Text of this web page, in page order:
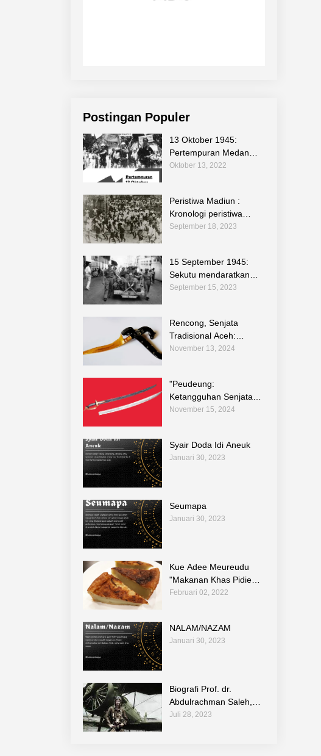
Postingan Populer
13 Oktober 1945:
Pertempuran Medan
Area Sebagi Bagian
Oktober 13, 2022
Peristiwa Madiun :
Kronologi peristiwa
sejarah pemberontan di
September 18, 2023
15 September 1945:
Sekutu mendaratkan
pasukannya di Jakarta
September 15, 2023
Rencong, Senjata
Tradisional Aceh:
Warisan Budaya dalam
November 13, 2024
"Peudeung:
Ketangguhan Senjata
Tradisional Aceh dalam
Teknologi Warisan
Leluhur"
November 15, 2024
Syair Doda Idi Aneuk
Januari 30, 2023
Seumapa
Januari 30, 2023
Kue Adee Meureudu
"Makanan Khas Pidie
Jaya"
Februari 02, 2022
NALAM/NAZAM
Januari 30, 2023
Biografi Prof. dr.
Abdulrachman Saleh,
Sp.F (1 Juli 1909 – 29
Juli 28, 2023